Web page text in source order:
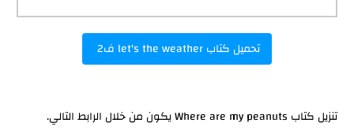
تحميل كتاب let's the weather ف2
تنزيل كتاب Where are my peanuts يكون من خلال الرابط التالي.